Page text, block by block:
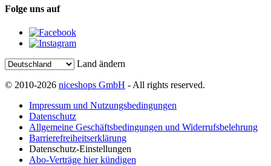
Folge uns auf
Land ändern
© 2010-2026 niceshops GmbH - All rights reserved.
Impressum und Nutzungsbedingungen
Datenschutz
Allgemeine Geschäftsbedingungen und Widerrufsbelehrung
Barrierefreiheitserklärung
Datenschutz-Einstellungen
Abo-Verträge hier kündigen